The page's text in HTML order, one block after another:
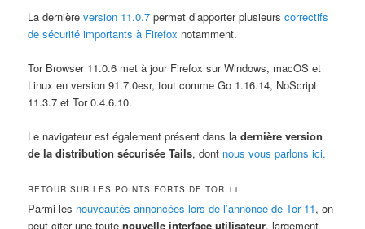
La dernièreversion 11.0.7 permet d’apporter plusieurscorrectifs
de sécurité importants à Firefox notamment.
Tor Browser 11.0.6 met à jour Firefox sur Windows, macOS et
Linux en version 91.7.0esr, tout comme Go 1.16.14, NoScript
11.3.7 et Tor 0.4.6.10.
Le navigateur est également présent dans ladernière version
de la distribution sécurisée Tails, dont nous vous parlons ici.
RETOUR SUR LES POINTS FORTS DE TOR 11
Parmi les nouveautés annoncées lors de l’annonce de Tor 11, on
peut citer une toutenouvelle interface utilisateur, largement